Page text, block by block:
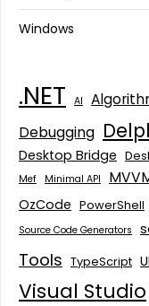
Windows
.NET AI
Debugging
Desktop Bridge
Mef Minimal API
OzCode PowerShell
Source Code Generators
Tools TypeScript UI
Visual Studio